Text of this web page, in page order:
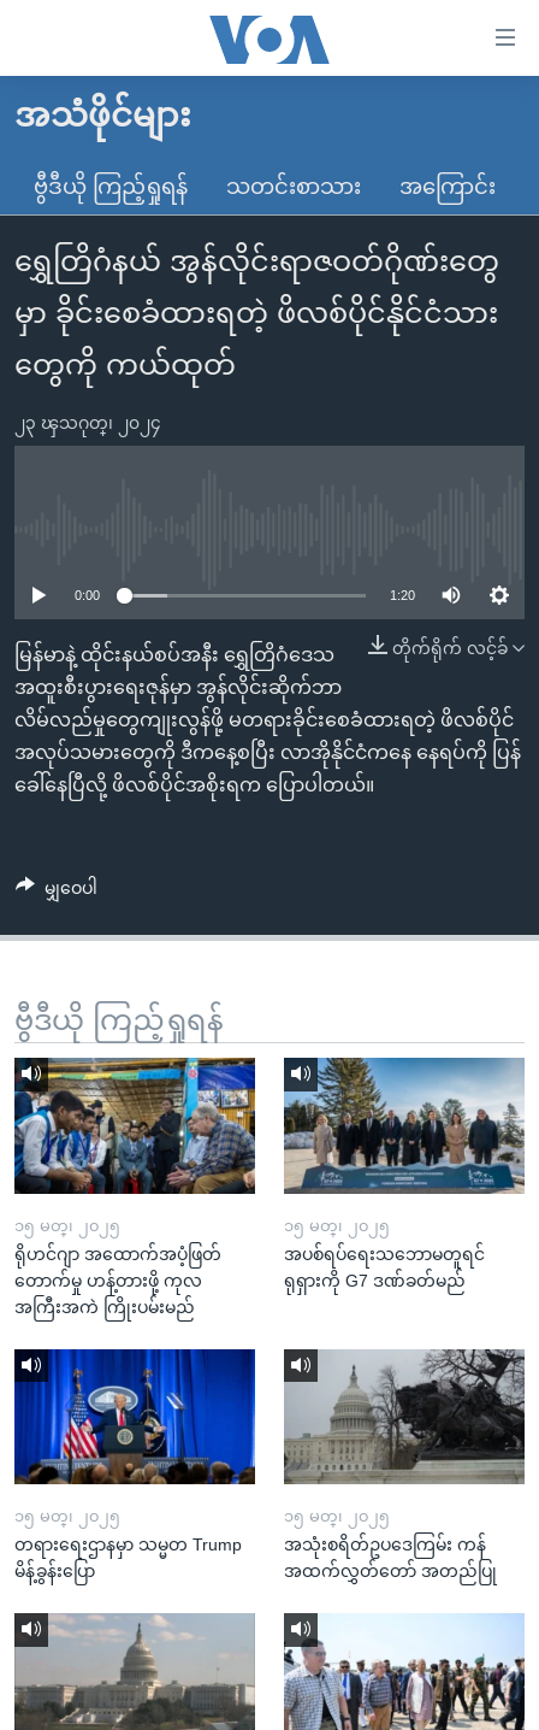
လွယ်ကူ
သည့်
များ
ပင်မ
အကြောင်းအရာ
ကျော်
ကြည့်
သို့
ကျော်
ကြည့်
ရှာဖွေ
ရန်
မူလစာမျက်နှာ
မြန်မာ
ကမ္ဘာ့သတင်းများ
နိုင်ငံတကာ
အမေရိကန်
တရုတ်
အစ္စရေး-ပါလက်စတိုင်း
ဗွီဒီယို
သတင်းလွတ်လပ်ခွင့်
ရပ်ဝန်းတခု လမ်းတခု အလွန်
အင်္ဂလိပ်စာလေ့လာမယ်
အမေရိကန်သုံးအီဒီယံ
အပတ်စဉ်ကဏ္ဍများ
ဗွီအိုအေ လူမှုကွန်ယက်များ
ဘာသာစကားများ
အသံဖိုင်များ
ဗွီဒီယို ကြည့်ရှုရန် သတင်းစာသား အကြောင်း
ရွှေတြိဂံနယ် အွန်လိုင်းရာဇဝတ်ဂိုဏ်းတွေ
မှာ ခိုင်းစေခံထားရတဲ့ ဖိလစ်ပိုင်နိုင်ငံသား
တွေကို ကယ်ထုတ်
၂၃ ၾသဂုတ္၊ ၂၀၂၄
0:00 1:20
တိုက်ရိုက် လင့်ခ်
မြန်မာနဲ့ ထိုင်းနယ်စပ်အနီး ရွှေတြိဂံဒေသ
အထူးစီးပွားရေးဇုန်မှာ အွန်လိုင်းဆိုက်ဘာ
လိမ်လည်မှုတွေကျုးလွန်ဖို့ မတရားခိုင်းစေခံထားရတဲ့ ဖိလစ်ပိုင်
အလုပ်သမားတွေကို ဒီကနေ့စပြီး လာအိုနိုင်ငံကနေ နေရပ်ကို ပြန်
ခေါ်နေပြီလို့ ဖိလစ်ပိုင်အစိုးရက ပြောပါတယ်။
မျှဝေပါ
ဗွီဒီယို ကြည့်ရှုရန်
၁၅ မတ္၊ ၂၀၂၅
ရိုဟင်ဂျာ အထောက်အပံ့ဖြတ်
တောက်မှု ဟန့်တားဖို့ ကုလ
အကြီးအကဲ ကြိုးပမ်းမည်
၁၅ မတ္၊ ၂၀၂၅
အပစ်ရပ်ရေးသဘောမတူရင်
ရုရှားကို G7 ဒဏ်ခတ်မည်
၁၅ မတ္၊ ၂၀၂၅
တရားရေးဌာနမှာ သမ္မတ Trump
မိန့်ခွန်းပြော
၁၅ မတ္၊ ၂၀၂၅
အသုံးစရိတ်ဥပဒေကြမ်း ကန်
အထက်လွှတ်တော် အတည်ပြု